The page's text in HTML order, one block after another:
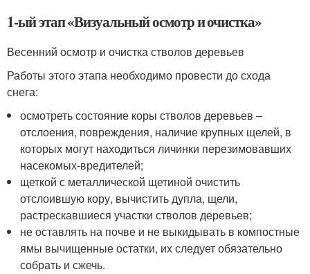
1-ый этап «Визуальный осмотр и очистка»
Весенний осмотр и очистка стволов деревьев
Работы этого этапа необходимо провести до схода
снега:
осмотреть состояние коры стволов деревьев –
отслоения, повреждения, наличие крупных щелей, в
которых могут находиться личинки перезимовавших
насекомых-вредителей;
щеткой с металлической щетиной очистить
отслоившую кору, вычистить дупла, щели,
растрескавшиеся участки стволов деревьев;
не оставлять на почве и не выкидывать в компостные
ямы вычищенные остатки, их следует обязательно
собрать и сжечь.